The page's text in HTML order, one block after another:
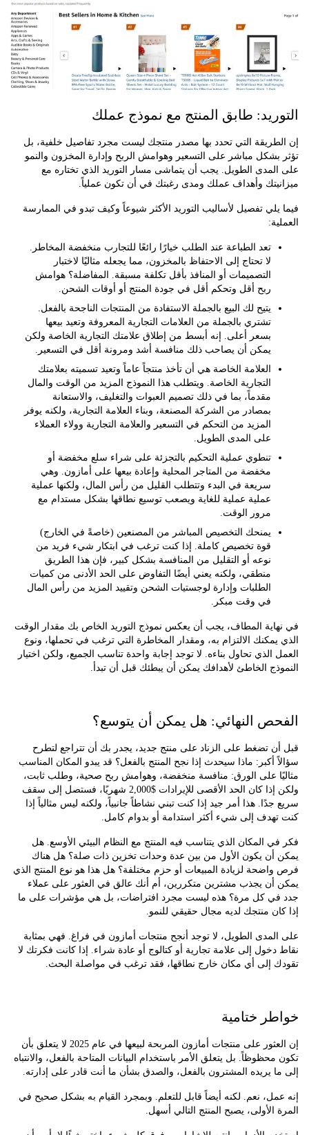
طابق المنتج مع نموذج عملك
التي تحدد بها مصدر منتجك ليست مجرد تفاصيل خلفية، بل
مباشر على التسعير وهوامش الربح وإدارة المخزون والنمو
الطويل. يجب أن يتماشى مسار التوريد الذي تختاره مع
وأهداف عملك ومدى رغبتك في أن تكون عملياً.
تفصيل لأساليب التوريد الأكثر شيوعاً وكيف تبدو في الممارسة
تعد الطباعة عند الطلب خيارًا رائعًا للتجارب منخفضة المخاطر.
لا تحتاج إلى الاحتفاظ بالمخزون، مما يجعله مثاليًا لاختبار
التصميمات أو المنافذ بأقل تكلفة مسبقة. المفاضلة؟ هوامش
ربح أقل وتحكم أقل في جودة المنتج أو أوقات الشحن.
يتيح لك البيع بالجملة الاستفادة من المنتجات الناجحة بالفعل.
تشتري بالجملة من العلامات التجارية المعروفة وتعيد بيعها
بسعر أعلى. إنه أبسط من إطلاق علامتك التجارية الخاصة ولكن
يمكن أن يصاحب ذلك منافسة أشد ومرونة أقل في التسعير.
العلامة الخاصة هي أن تأخذ منتجاً عاماً وتعيد تسميته بعلامتك
التجارية الخاصة. ويتطلب هذا النموذج المزيد من الوقت والمال
مقدماً، بما في ذلك تصميم العبوات والتغليف، والاستعانة
بمصادر من الشركة المصنعة، وبناء العلامة التجارية، ولكنه يوفر
المزيد من التحكم في التسعير والعلامة التجارية وولاء العملاء
على المدى الطويل.
تنطوي عملية التحكيم بالتجزئة على شراء سلع مخفضة أو
مخفضة من المتاجر المحلية وإعادة بيعها على أمازون. وهي
سريعة في البدء وتتطلب القليل من رأس المال، ولكنها عملية
عملية عملية للغاية ويصعب توسيع نطاقها بشكل مستدام مع
مرور الوقت.
يمنحك التخصيص المباشر من المصنعين (خاصةً في الخارج)
قوة تخصيص كاملة. إذا كنت ترغب في ابتكار شيء فريد من
نوعه أو التقليل من المنافسة بشكل كبير، فإن هذا الطريق
منطقي، ولكنه يعني أيضًا التفاوض على الحد الأدنى من كميات
الطلبات وإدارة لوجستيات الشحن وتقييد المزيد من رأس المال
في وقت مبكر.
المطاف، يجب أن يعكس نموذج التوريد الخاص بك مقدار الوقت
الالتزام به، ومقدار المخاطرة التي ترغب في تحملها، ونوع
الذي تحاول بناءه. لا توجد إجابة واحدة تناسب الجميع، ولكن اختيار
الخاطئ لأهدافك يمكن أن يبطئك قبل أن تبدأ.
النهائي: هل يمكن أن يتوسع؟
تضغط على الزناد على منتج جديد، يجدر بك أن تتراجع لتطرح
أكبر: ماذا سيحدث إذا نجح المنتج بالفعل؟ قد يبدو المكان المناسب
على الورق: منافسة منخفضة، وهوامش ربح صحية، وطلب ثابت،
ولكن إذا كان الحد الأقصى للإيرادات $2,000 شهريًا، فستصل إلى سقف
هذا أمر جيد إذا كنت تبني نشاطاً جانبياً، ولكنه ليس مثالياً إذا
إلى شيء أكثر استدامة أو بدوام كامل.
المكان الذي يتناسب فيه المنتج مع النظام البيئي الأوسع. هل
يكون الأول من بين عدة وحدات تخزين ذات صلة؟ هل هناك
لزيادة المبيعات أو حزم مختلفة؟ هل هذا هو نوع المنتج الذي
يجذب مشترين متكررين، أم أنك عالق في العثور على عملاء
كل مرة؟ هذه ليست مجرد افتراضات، بل هي مؤشرات على ما
منتجك لديه مجال حقيقي للنمو.
الطويل، لا توجد أنجح منتجات أمازون في فراغ. فهي بمثابة
إلى علامة تجارية أو كتالوج أو عادة شراء. إذا كانت فكرتك لا
إلى أي مكان خارج نطاقها، فقد ترغب في مواصلة البحث.
ختامية
إن العثور على منتجات أمازون المربحة لبيعها في عام 2025 لا يتعلق بأن
بل يتعلق الأمر باستخدام البيانات المتاحة بالفعل، والانتباه
يريده المشترون بالفعل، والصدق بشأن ما أنت قادر على إدارته.
نعم. لكنه أيضاً قابل للتعلم. وبمجرد القيام به بشكل صحيح في
يصبح المنتج التالي أسهل.